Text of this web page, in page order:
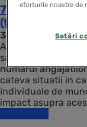
7 situatii in
(fiscal si
31 ianuarie 2018
Anumite aspecte
sa difere
numarul
cateva situatii in
individuale de
impact asupra
eforturile noastre de
Setări